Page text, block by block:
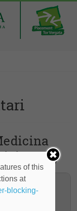
OSS)
of this
at
blocking-